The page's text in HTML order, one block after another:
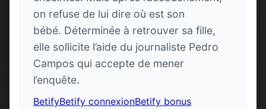
on refuse de lui dire où est son
bébé. Déterminée à retrouver sa fille,
elle sollicite l’aide du journaliste Pedro
Campos qui accepte de mener
l’enquête.
BetifyBetify connexionBetify bonus